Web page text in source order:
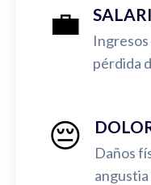
💼
pérdida
😔
Daños